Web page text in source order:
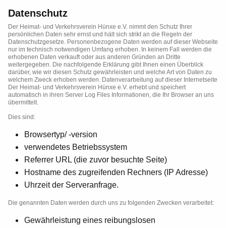
Datenschutz
Der Heimat- und Verkehrsverein Hünxe e.V. nimmt den Schutz Ihrer
persönlichen Daten sehr ernst und hält sich strikt an die Regeln der
Datenschutzgesetze. Personenbezogene Daten werden auf dieser Webseite
nur im technisch notwendigen Umfang erhoben. In keinem Fall werden die
erhobenen Daten verkauft oder aus anderen Gründen an Dritte
weitergegeben. Die nachfolgende Erklärung gibt Ihnen einen Überblick
darüber, wie wir diesen Schutz gewährleisten und welche Art von Daten zu
welchem Zweck erhoben werden. Datenverarbeitung auf dieser Internetseite
Der Heimat- und Verkehrsverein Hünxe e.V. erhebt und speichert
automatisch in ihren Server Log Files Informationen, die Ihr Browser an uns
übermittelt.
Dies sind:
Browsertyp/ -version
verwendetes Betriebssystem
Referrer URL (die zuvor besuchte Seite)
Hostname des zugreifenden Rechners (IP Adresse)
Uhrzeit der Serveranfrage.
Die genannten Daten werden durch uns zu folgenden Zwecken verarbeitet:
Gewährleistung eines reibungslosen